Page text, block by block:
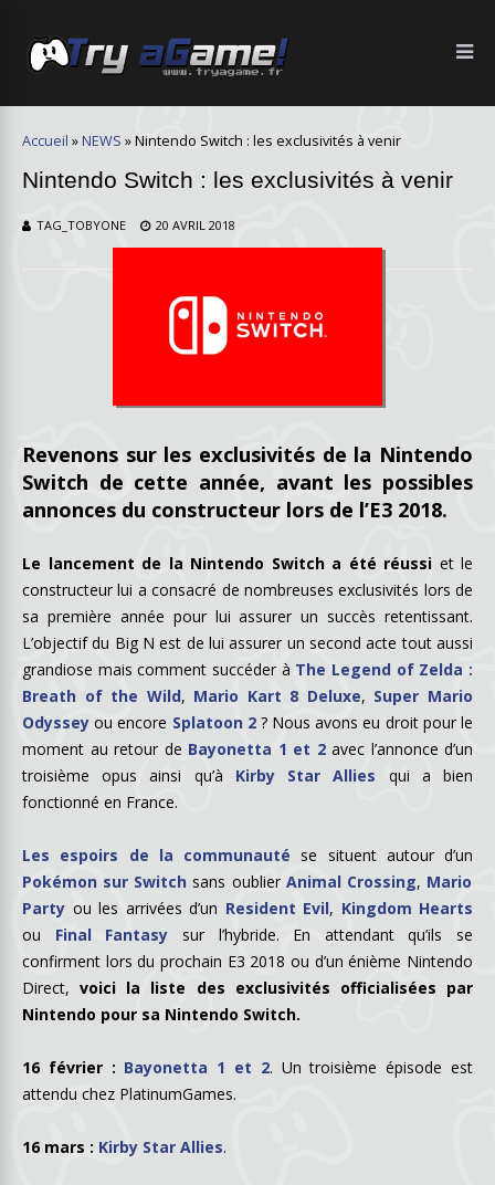
Accueil » NEWS »Nintendo Switch : les exclusivités à venir
Nintendo Switch : les exclusivités à venir
TAG_TOBYONE 20 AVRIL 2018
Revenons sur les exclusivités de la Nintendo
Switch de cette année, avant les possibles
annonces du constructeur lors de l’E3 2018.
Le lancement de la Nintendo Switch a été réussi et le
constructeur lui a consacré de nombreuses exclusivités lors de
sa première année pour lui assurer un succès retentissant.
L’objectif du Big N est de lui assurer un second acte tout aussi
grandiose mais comment succéder à The Legend of Zelda :
Breath of the Wild, Mario Kart 8 Deluxe, Super Mario
Odyssey ou encore Splatoon 2? Nous avons eu droit pour le
moment au retour de Bayonetta 1 et 2avec l’annonce d’un
troisième opus ainsi qu’à Kirby Star Allies qui a bien
fonctionné en France.
Les espoirs de la communauté se situent autour d’un
Pokémon sur Switch sans oublierAnimal Crossing, Mario
Party ou les arrivées d’un Resident Evil, Kingdom Hearts
ou Final Fantasy sur l’hybride. En attendant qu’ils se
confirment lors du prochain E3 2018 ou d’un énième Nintendo
Direct,voici la liste des exclusivités officialisées par
Nintendo pour sa Nintendo Switch.
16 février : Bayonetta 1 et 2. Un troisième épisode est
attendu chez PlatinumGames.
16 mars : Kirby Star Allies.